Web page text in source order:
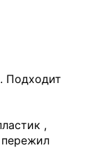
Подходит
,